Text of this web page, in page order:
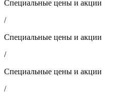
Специальные цены и акции
/
Специальные цены и акции
/
Специальные цены и акции
/